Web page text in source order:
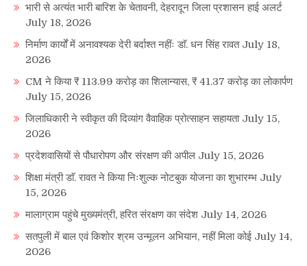
भारी से अत्यंत भारी बारिश के चेतावनी, देहरादून जिला प्रशासन हाई अलर्ट
July 18, 2026
निर्माण कार्यों में अनावश्यक देरी बर्दाश्त नहींः डाॅ. धन सिंह रावत July 18,
2026
CM ने किया ₹ 113.99 करोड़ का शिलान्यास, ₹ 41.37 करोड़ का लोकार्पण
July 15, 2026
जिलाधिकारी ने स्वीकृत की दिव्यांग वैवाहिक प्रोत्साहन सहायता July 15,
2026
प्रदेशवासियों से पौधारोपण और संरक्षण की अपील July 15, 2026
शिक्षा मंत्री डाॅ. रावत ने किया निःशुल्क नोटबुक योजना का शुभारम्भ July
15, 2026
मालाग्राम पहुंचे मुख्यमंत्री, हरित संरक्षण का संदेश July 14, 2026
सतपुली में बाल एवं किशोर श्रम उन्मूलन अभियान, नहीं मिला कोई July 14,
2026